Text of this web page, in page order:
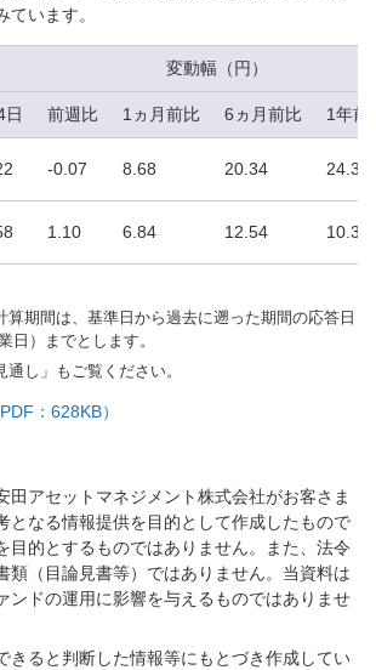
ています。
変動幅（円）
日 前週比 1ヵ月前比 6ヵ月前比 1年前
-0.07 8.68 20.34 24.37
1.10 6.84 12.54 10.38
算期間は、基準日から過去に遡った期間の応答日
日）までとします。
し」もご覧ください。
：628KB）
田アセットマネジメント株式会社がお客さま
となる情報提供を目的として作成したもので
目的とするものではありません。また、法令
類（目論見書等）ではありません。当資料は
ンドの運用に影響を与えるものではありませ
きると判断した情報等にもとづき作成してい